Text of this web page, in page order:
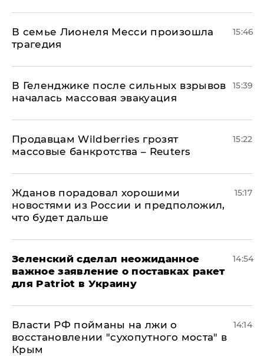
В семье Лионеля Месси произошла
трагедия
15:46
В Геленджике после сильных взрывов
началась массовая эвакуация
15:39
Продавцам Wildberries грозят
массовые банкротства – Reuters
15:22
Жданов порадовал хорошими
новостями из России и предположил,
что будет дальше
15:17
Зеленский сделал неожиданное
важное заявление о поставках ракет
для Patriot в Украину
14:54
Власти РФ пойманы на лжи о
восстановлении "сухопутного моста" в
Крым
14:14